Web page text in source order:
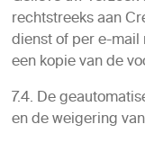
rechtstreeks aan
dienst of per e-
een kopie van de
7.4. De
en de weigering